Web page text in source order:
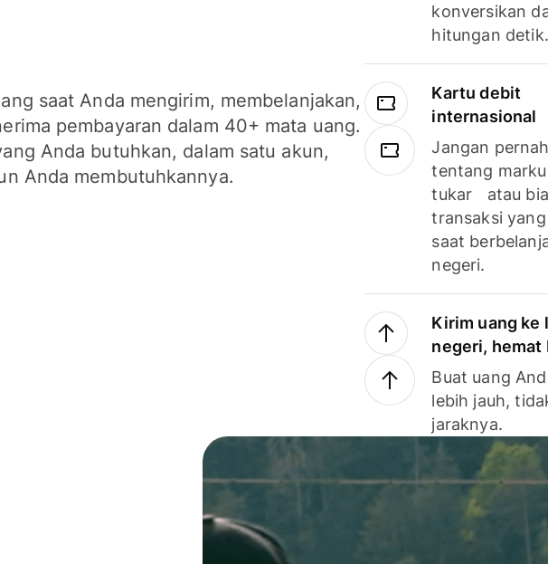
saat Anda mengirim, membelanjakan,
pembayaran dalam 40+ mata uang.
Anda butuhkan, dalam satu akun,
Anda membutuhkannya.
konversikan
hitungan detik.
Kartu debit
internasional
Jangan
tentang
tukar atau
transaksi
saat
negeri.
Kirim uang ke
negeri, hemat
Buat uang
lebih jauh,
jaraknya.